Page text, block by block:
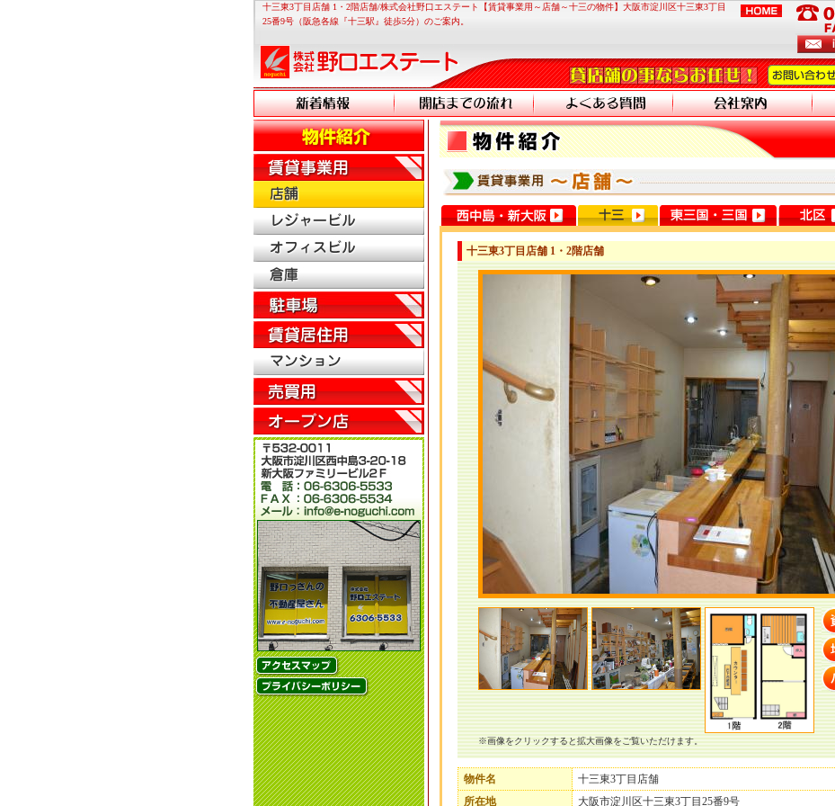
十三東3丁目店舗 1・2階店舗/株式会社野口エステート【賃貸事業用～店舗～十三の物件】大阪市淀川区十三東3丁目
25番9号（阪急各線『十三駅』徒歩5分）のご案内。
十三東3丁目店舗 1・2階店舗
※画像をクリックすると拡大画像をご覧いただけます。
物件名
十三東3丁目店舗
所在地
大阪市淀川区十三東3丁目25番9号